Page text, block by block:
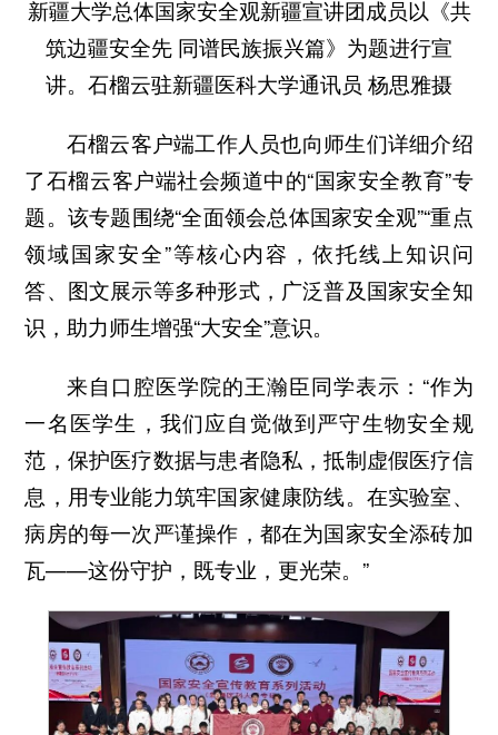
新疆大学总体国家安全观新疆宣讲团成员以《共
筑边疆安全先 同谱民族振兴篇》为题进行宣
讲。石榴云驻新疆医科大学通讯员 杨思雅摄
石榴云客户端工作人员也向师生们详细介绍
了石榴云客户端社会频道中的“国家安全教育”专
题。该专题围绕“全面领会总体国家安全观”“重点
领域国家安全”等核心内容，依托线上知识问
答、图文展示等多种形式，广泛普及国家安全知
识，助力师生增强“大安全”意识。
来自口腔医学院的王瀚臣同学表示：“作为
一名医学生，我们应自觉做到严守生物安全规
范，保护医疗数据与患者隐私，抵制虚假医疗信
息，用专业能力筑牢国家健康防线。在实验室、
病房的每一次严谨操作，都在为国家安全添砖加
瓦——这份守护，既专业，更光荣。”